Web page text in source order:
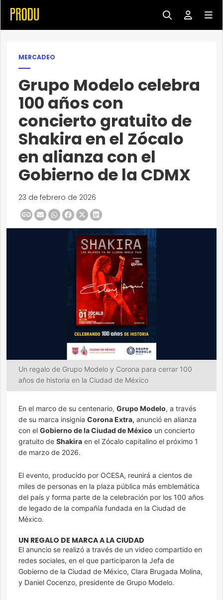
MERCADEO
Grupo Modelo celebra
100 años con
concierto gratuito de
Shakira en el Zócalo
en alianza con el
Gobierno de la CDMX
23 de febrero de 2026
Un regalo de Grupo Modelo y Corona para cerrar 100
años de historia en la Ciudad de México
En el marco de su centenario, Grupo Modelo, a través
de su marca insignia Corona Extra, anunció en alianza
con el Gobierno de la Ciudad de México un concierto
gratuito de Shakira en el Zócalo capitalino el próximo 1
de marzo de 2026.
El evento, producido por OCESA, reunirá a cientos de
miles de personas en la plaza pública más emblemática
del país y forma parte de la celebración por los 100 años
de legado de la compañía fundada en la Ciudad de
México.
UN REGALO DE MARCA A LA CIUDAD
El anuncio se realizó a través de un video compartido en
redes sociales, en el que participaron la Jefa de
Gobierno de la Ciudad de México, Clara Brugada Molina,
y Daniel Cocenzo, presidente de Grupo Modelo.